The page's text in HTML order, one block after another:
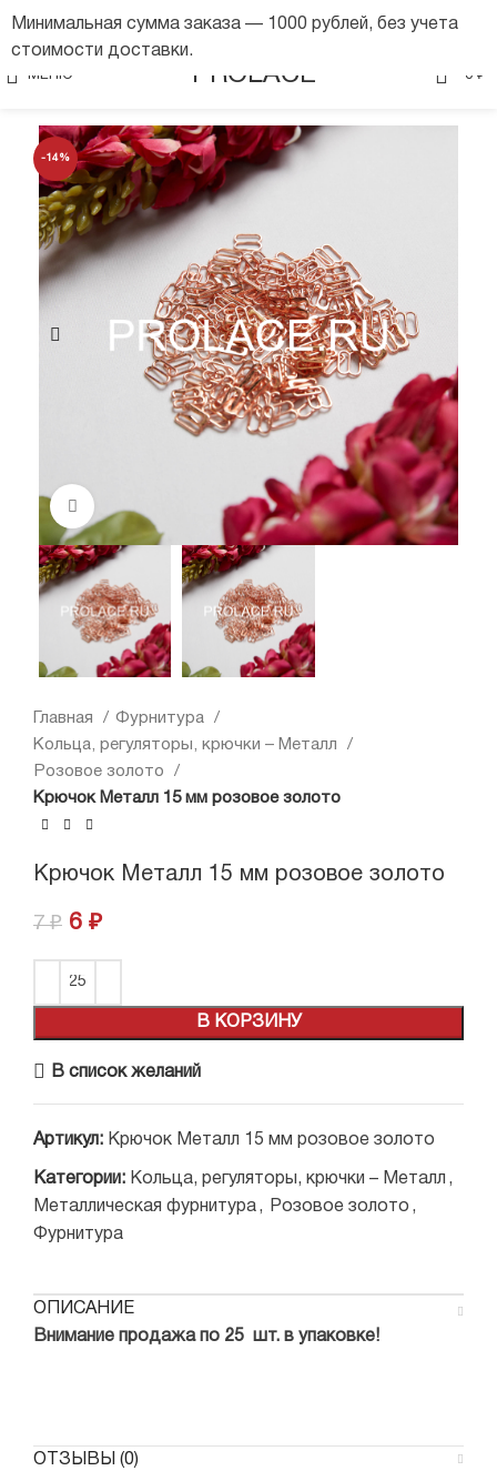
МЕНЮ PROLACE 0 ₽
-14%
Нажмите, чтобы увеличить
Главная
Фурнитура
Кольца, регуляторы, крючки – Металл
Розовое золото
Крючок Металл 15 мм розовое золото
Крючок Металл 15 мм розовое золото
7₽ 6 ₽
В КОРЗИНУ
В список желаний
Артикул: Крючок Металл 15 мм розовое золото
Категории: Кольца, регуляторы, крючки – Металл ,
Металлическая фурнитура , Розовое золото ,
Фурнитура
ОПИСАНИЕ
Внимание продажа по 25 шт. в упаковке!
ОТЗЫВЫ (0)
Минимальная сумма заказа — 1000 рублей, без учета
стоимости доставки.